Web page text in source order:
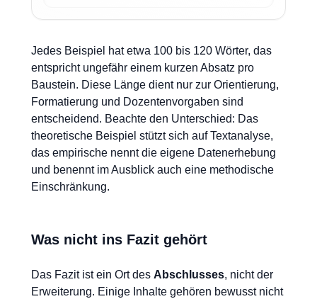
Jedes Beispiel hat etwa 100 bis 120 Wörter, das
entspricht ungefähr einem kurzen Absatz pro
Baustein. Diese Länge dient nur zur Orientierung,
Formatierung und Dozentenvorgaben sind
entscheidend. Beachte den Unterschied: Das
theoretische Beispiel stützt sich auf Textanalyse,
das empirische nennt die eigene Datenerhebung
und benennt im Ausblick auch eine methodische
Einschränkung.
Was nicht ins Fazit gehört
Das Fazit ist ein Ort des Abschlusses, nicht der
Erweiterung. Einige Inhalte gehören bewusst nicht